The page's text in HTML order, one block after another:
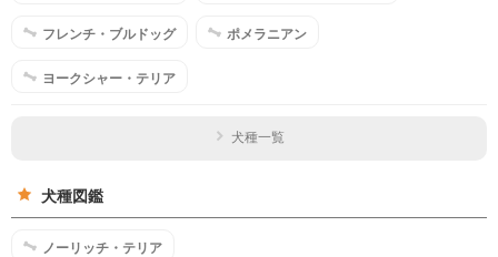
フレンチ・ブルドッグ ポメラニアン
ヨークシャー・テリア
犬種一覧
犬種図鑑
ノーリッチ・テリア